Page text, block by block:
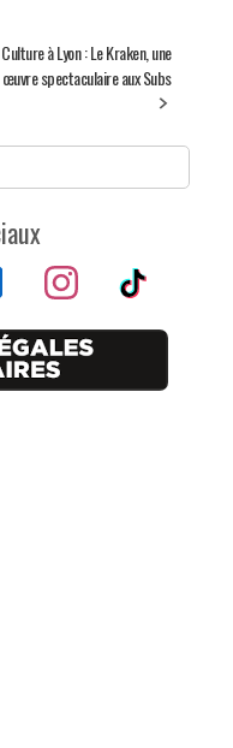
Culture à Lyon : Le Kraken, une
œuvre spectaculaire aux Subs